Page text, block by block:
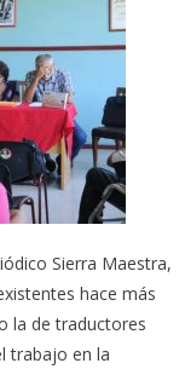
Sierra Maestra,
hace más
la de traductores
trabajo en la